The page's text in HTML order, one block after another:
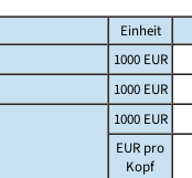
Einheit
1000 EUR
1000 EUR
1000 EUR
EUR pro
Kopf